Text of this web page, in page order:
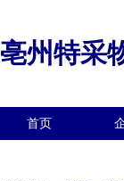
亳州特采
首页